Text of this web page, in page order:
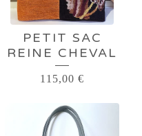
PETIT SAC
REINE CHEVAL
115,00 €